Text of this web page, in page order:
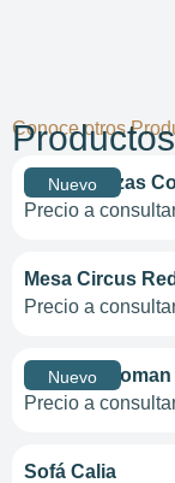
Conoce otros
Nuevo
Sofá 3 Plazas
Precio a
Mesa Circus
Precio a
Nuevo
Butaca
Precio a
Sofá Calia